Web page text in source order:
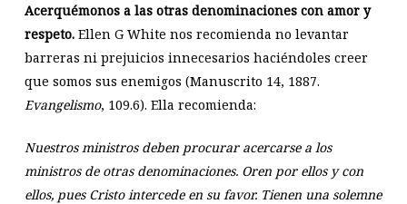
Acerquémonos a las otras denominaciones con amor y
respeto.Ellen G White nos recomienda no levantar
barreras ni prejuicios innecesarios haciéndoles creer
que somos sus enemigos (Manuscrito 14, 1887.
Evangelismo, 109.6). Ella recomienda:
Nuestros ministros deben procurar acercarse a los
ministros de otras denominaciones. Oren por ellos y con
ellos, pues Cristo intercede en su favor. Tienen una solemne